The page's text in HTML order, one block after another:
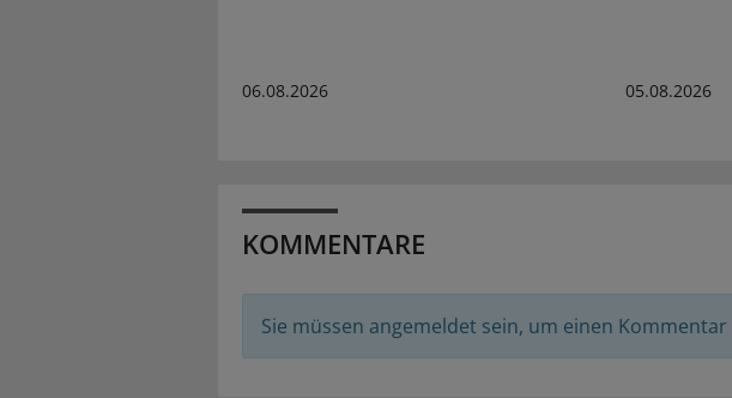
06.08.2026 05.08.2026
KOMMENTARE
Sie müssen angemeldet sein, um einen